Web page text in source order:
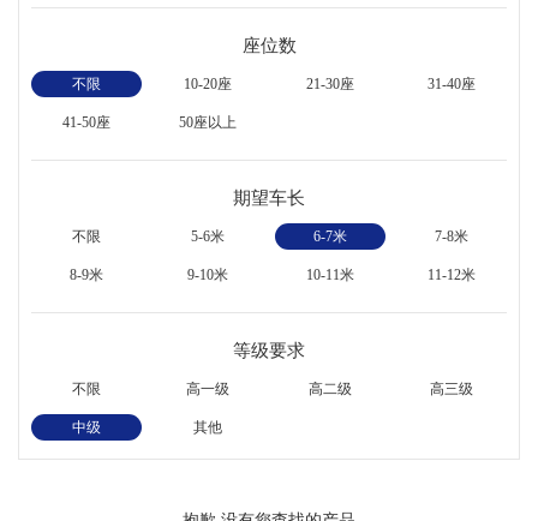
座位数
不限 10-20座 21-30座 31-40座
41-50座 50座以上
期望车长
不限 5-6米 6-7米 7-8米
8-9米 9-10米 10-11米 11-12米
等级要求
不限 高一级 高二级 高三级
中级 其他